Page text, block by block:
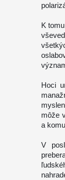
K
Hoci
môže
a
V